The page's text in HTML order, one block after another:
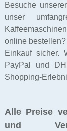
Besuche
unser
online
Einkauf sicher.
PayPal und
Shopping-
Alle Preise
und